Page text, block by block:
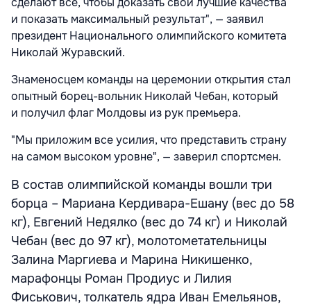
и показать максимальный результат", — заявил
президент Национального олимпийского комитета
Николай Журавский.
Знаменосцем команды на церемонии открытия стал
опытный борец-вольник Николай Чебан, который
и получил флаг Молдовы из рук премьера.
"Мы приложим все усилия, что представить страну
на самом высоком уровне", — заверил спортсмен.
В состав олимпийской команды вошли три
борца – Мариана Кердивара-Ешану (вес до 58
кг), Евгений Недялко (вес до 74 кг) и Николай
Чебан (вес до 97 кг), молотометательницы
Залина Маргиева и Марина Никишенко,
марафонцы Роман Продиус и Лилия
Фиськович, толкатель ядра Иван Емельянов,